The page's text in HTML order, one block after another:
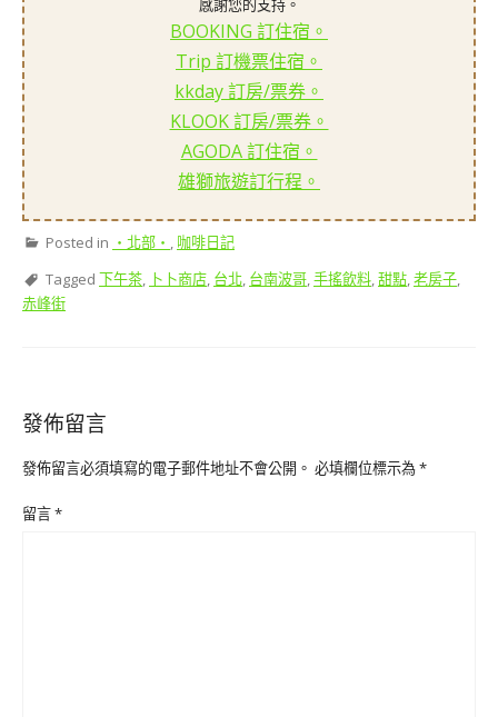
感謝您的支持。
BOOKING 訂住宿。
Trip 訂機票住宿。
kkday 訂房/票券。
KLOOK 訂房/票券。
AGODA 訂住宿。
雄獅旅遊訂行程。
Posted in ‧北部‧ , 咖啡日記
Tagged 下午茶, 卜卜商店, 台北, 台南波哥,手搖飲料,甜點,老房子,
赤峰街
發佈留言
發佈留言必須填寫的電子郵件地址不會公開。 必填欄位標示為*
留言*